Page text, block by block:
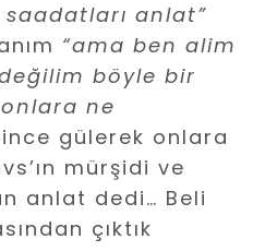
anlat”
“ama ben alim
böyle bir
ne
gülerek onlara
mürşidi ve
anlat dedi… Beli
çıktık